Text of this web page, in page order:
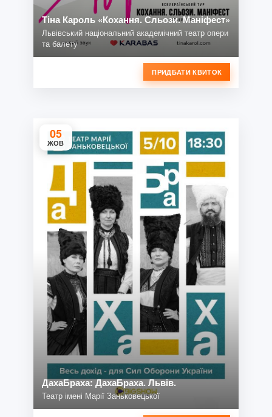
Тіна Кароль «Кохання. Сльози. Маніфест»
Львівський національний академічний театр опери
та балету
ПРИДБАТИ КВИТОК
05
ЖОВ
ДахаБраха: ДахаБраха. Львів.
Театр імені Марії Заньковецької